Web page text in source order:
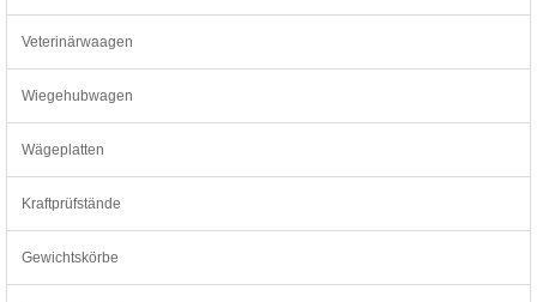
Veterinärwaagen
Wiegehubwagen
Wägeplatten
Kraftprüfstände
Gewichtskörbe